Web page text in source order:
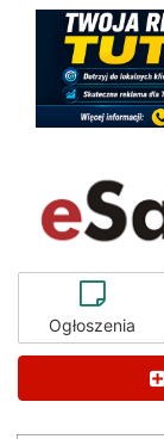
Ogłoszenia